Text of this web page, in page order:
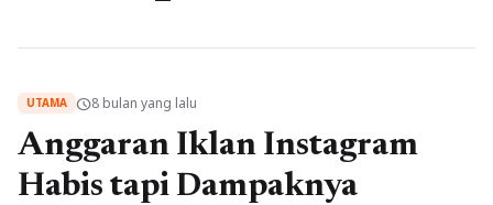
UTAMA schedule8 bulan yang lalu
Anggaran Iklan Instagram
Habis tapi Dampaknya